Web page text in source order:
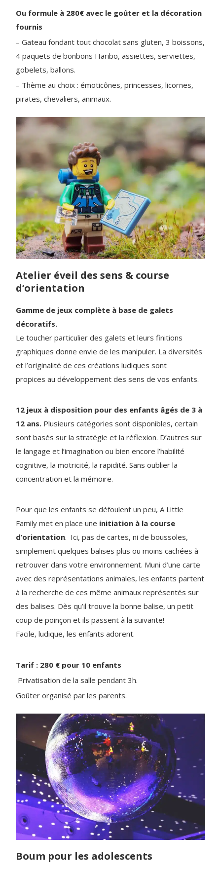
Ou formule à 280€ avec le goûter et la décoration
fournis
– Gateau fondant tout chocolat sans gluten, 3 boissons,
4 paquets de bonbons Haribo, assiettes, serviettes,
gobelets, ballons.
– Thème au choix : émoticônes, princesses, licornes,
pirates, chevaliers, animaux.
Atelier éveil des sens & course
d’orientation
Gamme de jeux complète à base de galets
décoratifs.
Le toucher particulier des galets et leurs finitions
graphiques donne envie de les manipuler. La diversités
et l’originalité de ces créations ludiques sont
propices au développement des sens de vos enfants.
12 jeux à disposition pour des enfants âgés de 3 à
12 ans. Plusieurs catégories sont disponibles, certain
sont basés sur la stratégie et la réflexion. D’autres sur
le langage et l’imagination ou bien encore l’habilité
cognitive, la motricité, la rapidité. Sans oublier la
concentration et la mémoire.
Pour que les enfants se défoulent un peu, A Little
Family met en place une initiation à la course
d’orientation. Ici, pas de cartes, ni de boussoles,
simplement quelques balises plus ou moins cachées à
retrouver dans votre environnement. Muni d’une carte
avec des représentations animales, les enfants partent
à la recherche de ces même animaux représentés sur
des balises. Dès qu’il trouve la bonne balise, un petit
coup de poinçon et ils passent à la suivante!
Facile, ludique, les enfants adorent.
Tarif : 280 € pour 10 enfants
Privatisation de la salle pendant 3h.
Goûter organisé par les parents.
Boum pour les adolescents